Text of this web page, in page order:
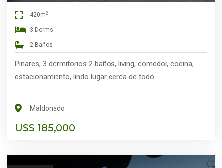
420m2
3 Dorms.
2 Baños
Pinares, 3 dormitorios 2 baños, living, comedor, cocina,
estacionamiento, lindo lugar cerca de todo.
Maldonado
U$S 185,000